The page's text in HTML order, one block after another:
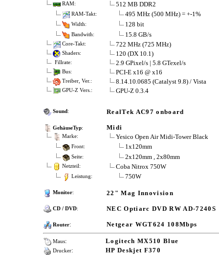
RAM: 512 MB DDR2
RAM-Takt: 495 MHz (500 MHz) = +-1%
Width: 128 bit
Bandwith: 15.8 GB/s
Core-Takt: 722 MHz (725 MHz)
Shaders: 120 (DX 10.1)
Fillrate: 2.9 GPixel/s | 5.8 GTexel/s
Bus: PCI-E x16 @ x16
Treiber, Ver.: 8.14.10.0685 (Catalyst 9.8) / Vista
GPU-Z Vers.: GPU-Z 0.3.4
Sound: RealTek AC97 onboard
GehäuseTyp: Midi
Marke: Yesico Open Air Midi-Tower Black
Front: 1x120mm
Seite: 2x120mm , 2x80mm
Netzteil: Coba Nitrox 750W
Leistung: 750W
Monitor: 22" Mag Innovision
CD / DVD: NEC Optiarc DVD RW AD-7240S
Router: Netgear WGT624 108Mbps
Maus: Logitech MX510 Blue
Drucker: HP Deskjet F370